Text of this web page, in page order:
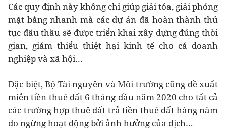
Các quy định này không chỉ giúp giải tỏa, giải phóng
mặt bằng nhanh mà các dự án đã hoàn thành thủ
tục đấu thầu sẽ được triển khai xây dựng đúng thời
gian, giảm thiểu thiệt hại kinh tế cho cả doanh
nghiệp và xã hội…
Đặc biệt, Bộ Tài nguyên và Môi trường cũng đề xuất
miễn tiền thuê đất 6 tháng đầu năm 2020 cho tất cả
các trường hợp thuê đất trả tiền thuê đất hàng năm
do ngừng hoạt động bởi ảnh hưởng của dịch…